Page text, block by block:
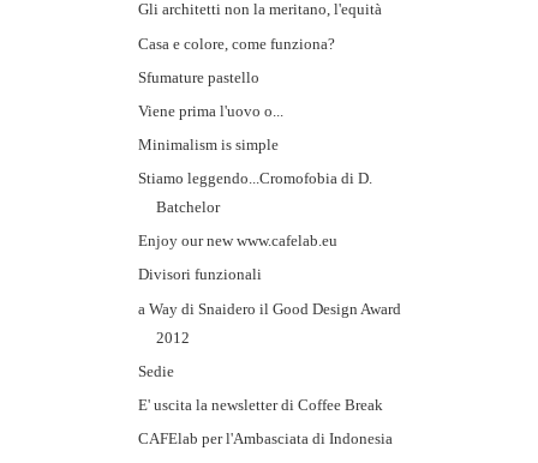
Gli architetti non la meritano, l'equità
Casa e colore, come funziona?
Sfumature pastello
Viene prima l'uovo o...
Minimalism is simple
Stiamo leggendo...Cromofobia di D.
Batchelor
Enjoy our new www.cafelab.eu
Divisori funzionali
a Way di Snaidero il Good Design Award
2012
Sedie
E' uscita la newsletter di Coffee Break
CAFElab per l'Ambasciata di Indonesia